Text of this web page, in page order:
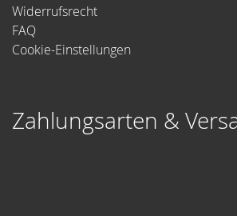
Widerrufsrecht
FAQ
Cookie-Einstellungen
Zahlungsarten &